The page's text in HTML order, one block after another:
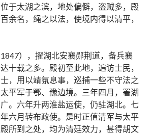
于太湖之滨，地处偏僻，盗贼多，殿
余名，绳之以法，使境内得以清平，
），擢湖北安襄郧荆道，备兵襄
十载之多。殿初至此地，遍访士民，
，用以靖氛息事，巡捕一些不守法之
平军于鄂、豫边境。三年四月，署湖
。六年升两淮盐运使，仍驻湖北。七
六月转布政使。是时正值清军与太平
所到之处，均为清廷效力，甚得胡文